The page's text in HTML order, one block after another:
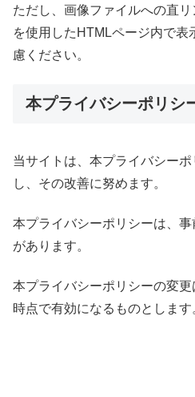
ただし、画像ファイルへの直
を使用したHTMLページ内で表
慮ください。
本プライバシーポリシ
当サイトは、本プライバシー
し、その改善に努めます。
本プライバシーポリシーは、
があります。
本プライバシーポリシーの変
時点で有効になるものとします